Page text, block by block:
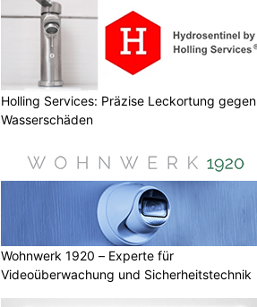
Holling Services: Präzise Leckortung gegen
Wasserschäden
Wohnwerk 1920 – Experte für
Videoüberwachung und Sicherheitstechnik